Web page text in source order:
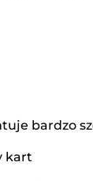
bardzo
kart